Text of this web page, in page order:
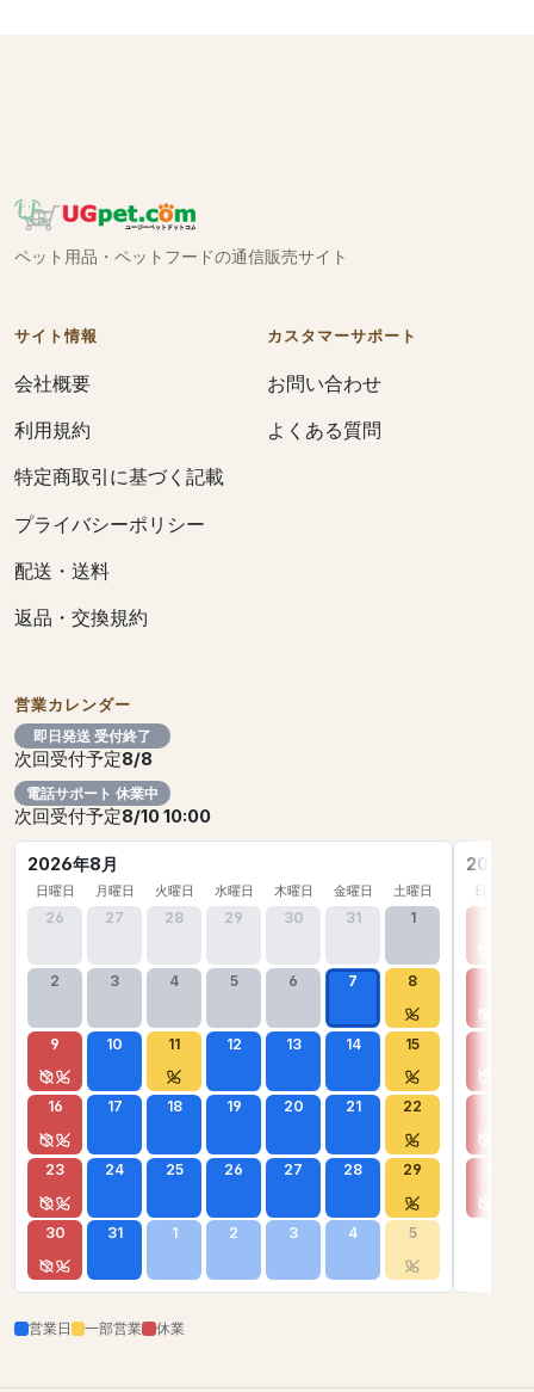
ペット用品・ペットフードの通信販売サイト
サイト情報
会社概要
利用規約
特定商取引に基づく記載
プライバシーポリシー
配送・送料
返品・交換規約
カスタマーサポート
お問い合わせ
よくある質問
営業カレンダー
即日発送 受付終了
次回受付予定8/8
電話サポート 休業中
次回受付予定8/10 10:00
2026年8月
日曜日 月曜日 火曜日 水曜日 木曜日 金曜日 土曜日
26 27 28 29 30 31 1
2 3 4 5 6 7 8
9 10 11 12 13 14 15
16 17 18 19 20 21 22
23 24 25 26 27 28 29
30 31 1 2 3 4 5
2026年
日曜日
営業日 一部営業 休業